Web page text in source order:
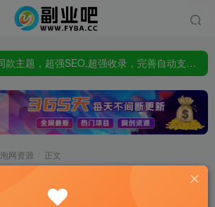
点此査看:站长同款主题，超强SEO,超强收录，完善自动支付会员功能，轻松打造高权重，高收录网站
点此査看:站长同款主题，超强SEO,超强收录，完善自动支付会员功能，轻松打造高权重，高收录网站
只要98元开通VIP会员，终身下载各大机构内部资源,一站式草根创业基地,最新最强网赚教程大全，小投入，大回报!
网资源 正文
视频平台博主：短视频带货变现